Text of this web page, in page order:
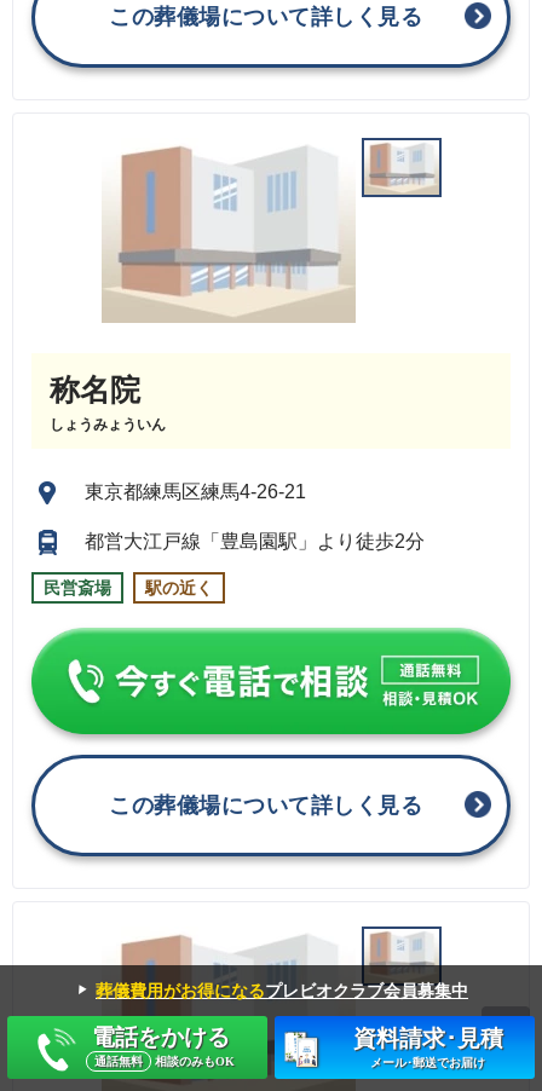
この葬儀場について詳しく見る
称名院
しょうみょういん
東京都練馬区練馬4-26-21
都営大江戸線「豊島園駅」より徒歩2分
民営斎場 駅の近く
この葬儀場について詳しく見る
▼ 葬儀費用がお得になるプレビオクラブ会員募集中
電話をかける
通話無料 相談のみもOK
資料請求･見積
メール･郵送でお届け